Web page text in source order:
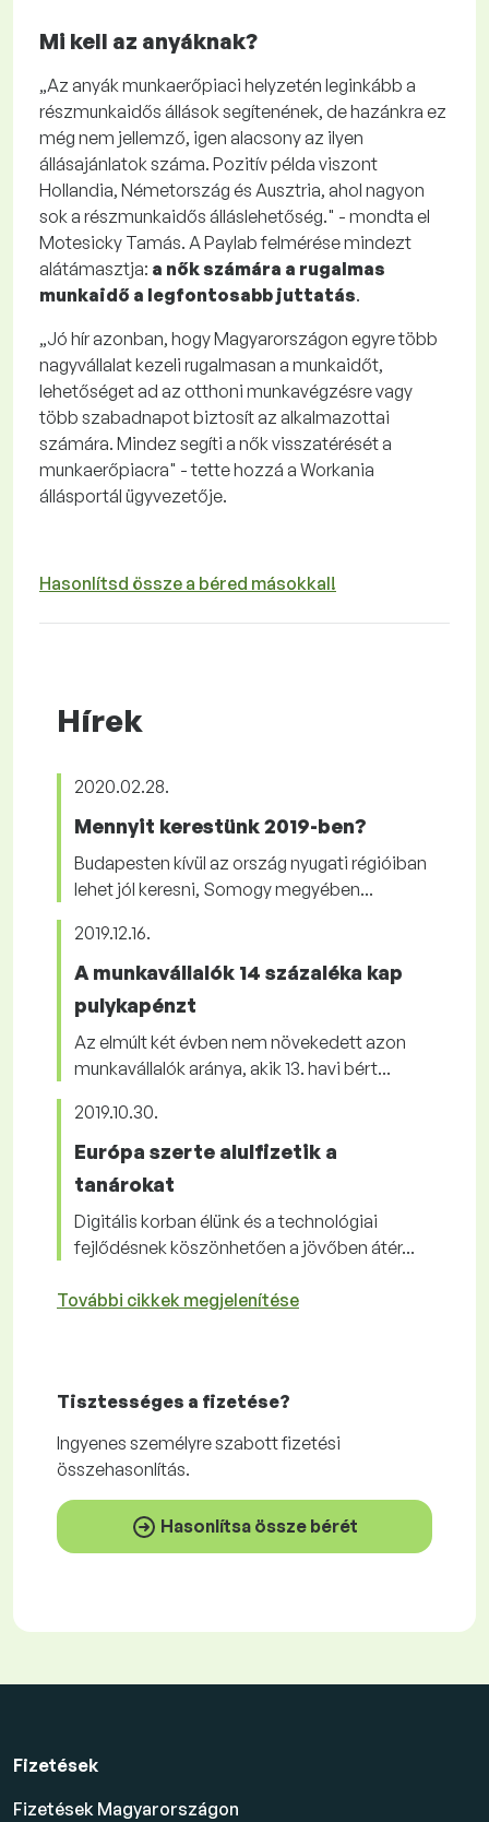
Mi kell az anyáknak?
„Az anyák munkaerőpiaci helyzetén leginkább a
részmunkaidős állások segítenének, de hazánkra ez
még nem jellemző, igen alacsony az ilyen
állásajánlatok száma. Pozitív példa viszont
Hollandia, Németország és Ausztria, ahol nagyon
sok a részmunkaidős álláslehetőség." - mondta el
Motesicky Tamás. A Paylab felmérése mindezt
alátámasztja: a nők számára a rugalmas
munkaidő a legfontosabb juttatás.
„Jó hír azonban, hogy Magyarországon egyre több
nagyvállalat kezeli rugalmasan a munkaidőt,
lehetőséget ad az otthoni munkavégzésre vagy
több szabadnapot biztosít az alkalmazottai
számára. Mindez segíti a nők visszatérését a
munkaerőpiacra" - tette hozzá a Workania
állásportál ügyvezetője.
Hasonlítsd össze a béred másokkal!
Hírek
2020.02.28.
Mennyit kerestünk 2019-ben?
Budapesten kívül az ország nyugati régióiban
lehet jól keresni, Somogy megyében...
2019.12.16.
A munkavállalók 14 százaléka kap
pulykapénzt
Az elmúlt két évben nem növekedett azon
munkavállalók aránya, akik 13. havi bért...
2019.10.30.
Európa szerte alulfizetik a
tanárokat
Digitális korban élünk és a technológiai
fejlődésnek köszönhetően a jövőben átér...
További cikkek megjelenítése
Tisztességes a fizetése?
Ingyenes személyre szabott fizetési
összehasonlítás.
Hasonlítsa össze bérét
Fizetések
Fizetések Magyarországon